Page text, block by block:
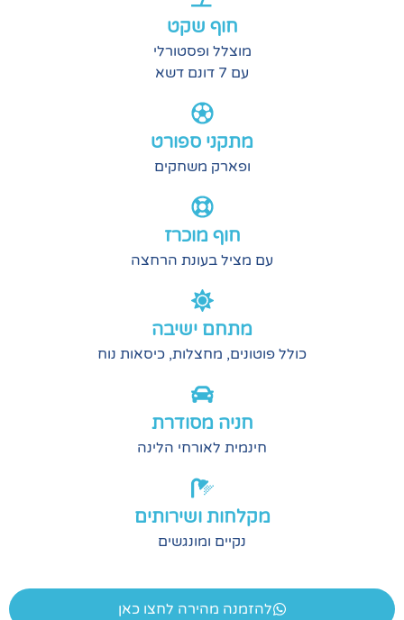
מוצלל ופסטורלי
מתקני ספורט
ופארק משחקים
עם מציל בעונת הרחצה
מתחם ישיבה
כולל פוטונים, מחצלות, כיסאות נוח
חניה מסודרת
חינמית לאורחי הלינה
מקלחות ושירותים
נקיים ומונגשים
להזמנה מהירה לחצו כאן